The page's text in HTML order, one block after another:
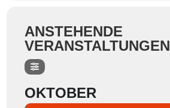
ANSTEHENDE
VERANSTALTUNGEN
OKTOBER